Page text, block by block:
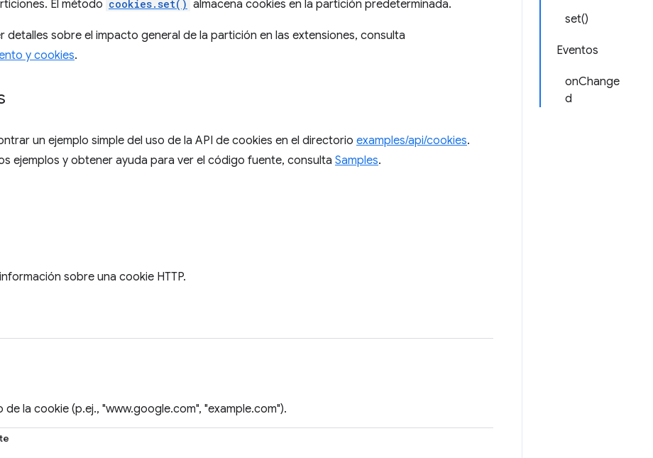
set()
Eventos
onChange
d
El método cookies.set() almacena cookies en la partición predeterminada.
detalles sobre el impacto general de la partición en las extensiones, consulta
y cookies.
un ejemplo simple del uso de la API de cookies en el directorio examples/api/cookies.
ejemplos y obtener ayuda para ver el código fuente, consulta Samples.
sobre una cookie HTTP.
de la cookie (p.ej., "www.google.com", "example.com").